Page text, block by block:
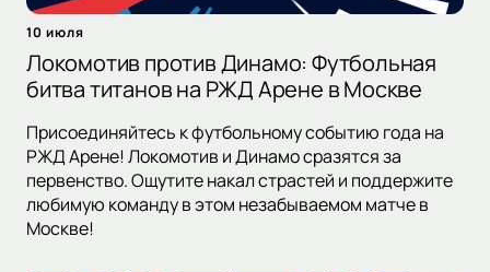
10 июля
Локомотив против Динамо: Футбольная
битва титанов на РЖД Арене в Москве
Присоединяйтесь к футбольному событию года на
РЖД Арене! Локомотив и Динамо сразятся за
первенство. Ощутите накал страстей и поддержите
любимую команду в этом незабываемом матче в
Москве!